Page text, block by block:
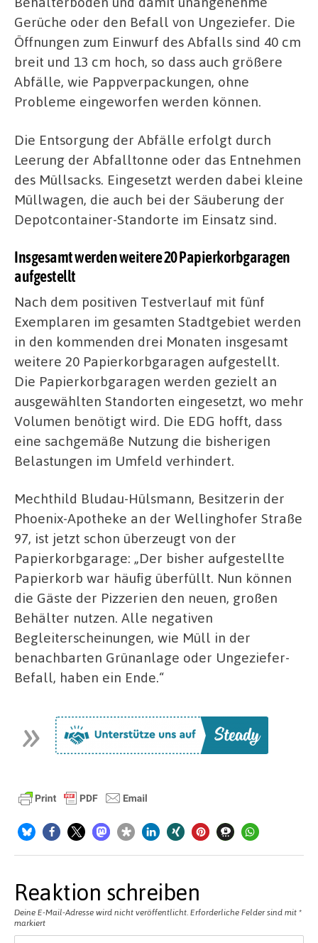
Gerüche oder den Befall von Ungeziefer. Die
Öffnungen zum Einwurf des Abfalls sind 40 cm
breit und 13 cm hoch, so dass auch größere
Abfälle, wie Pappverpackungen, ohne
Probleme eingeworfen werden können.
Die Entsorgung der Abfälle erfolgt durch
Leerung der Abfalltonne oder das Entnehmen
des Müllsacks. Eingesetzt werden dabei kleine
Müllwagen, die auch bei der Säuberung der
Depotcontainer-Standorte im Einsatz sind.
Insgesamt werden weitere 20 Papierkorbgaragen
aufgestellt
Nach dem positiven Testverlauf mit fünf
Exemplaren im gesamten Stadtgebiet werden
in den kommenden drei Monaten insgesamt
weitere 20 Papierkorbgaragen aufgestellt.
Die Papierkorbgaragen werden gezielt an
ausgewählten Standorten eingesetzt, wo mehr
Volumen benötigt wird. Die EDG hofft, dass
eine sachgemäße Nutzung die bisherigen
Belastungen im Umfeld verhindert.
Mechthild Bludau-Hülsmann, Besitzerin der
Phoenix-Apotheke an der Wellinghofer Straße
97, ist jetzt schon überzeugt von der
Papierkorbgarage: „Der bisher aufgestellte
Papierkorb war häufig überfüllt. Nun können
die Gäste der Pizzerien den neuen, großen
Behälter nutzen. Alle negativen
Begleiterscheinungen, wie Müll in der
benachbarten Grünanlage oder Ungeziefer-
Befall, haben ein Ende.“
Reaktion schreiben
Deine E-Mail-Adresse wird nicht veröffentlicht. Erforderliche Felder sind mit *
markiert